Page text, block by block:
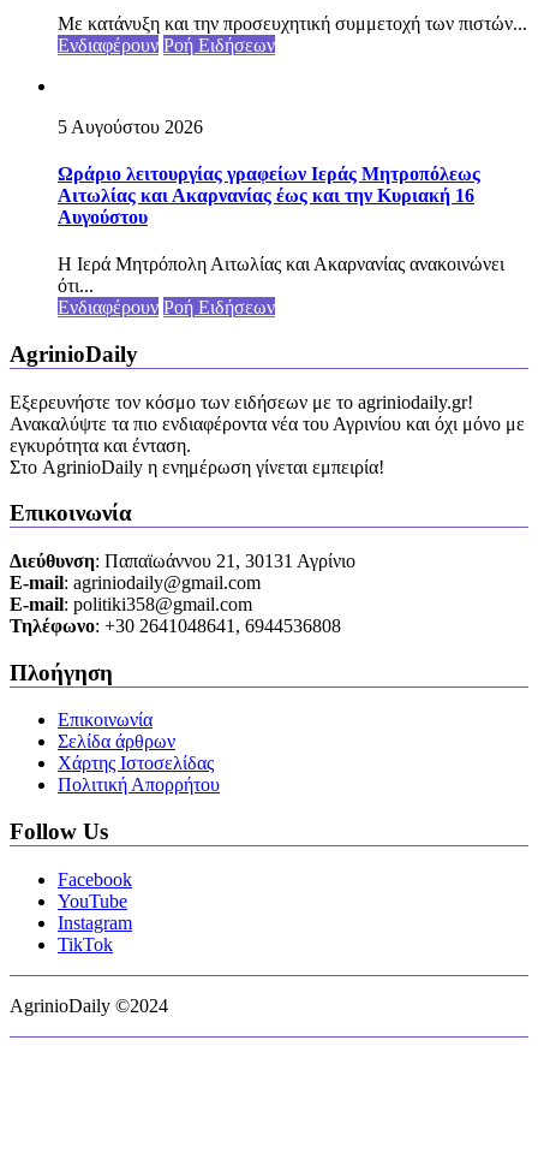
Με κατάνυξη και την προσευχητική συμμετοχή των πιστών...
Ενδιαφέρουν Ροή Ειδήσεων
5 Αυγούστου 2026
Ωράριο λειτουργίας γραφείων Ιεράς Μητροπόλεως
Αιτωλίας και Ακαρνανίας έως και την Κυριακή 16
Αυγούστου
Η Ιερά Μητρόπολη Αιτωλίας και Ακαρνανίας ανακοινώνει
ότι...
Ενδιαφέρουν Ροή Ειδήσεων
AgrinioDaily
Εξερευνήστε τον κόσμο των ειδήσεων με το agriniodaily.gr!
Ανακαλύψτε τα πιο ενδιαφέροντα νέα του Αγρινίου και όχι μόνο με
εγκυρότητα και ένταση.
Στο AgrinioDaily η ενημέρωση γίνεται εμπειρία!
Επικοινωνία
Διεύθυνση: Παπαϊωάννου 21, 30131 Αγρίνιο
Ε-mail: agriniodaily@gmail.com
Ε-mail: politiki358@gmail.com
Τηλέφωνο: +30 2641048641, 6944536808
Πλοήγηση
Επικοινωνία
Σελίδα άρθρων
Χάρτης Ιστοσελίδας
Πολιτική Απορρήτου
Follow Us
Facebook
YouTube
Instagram
TikTok
AgrinioDaily ©2024